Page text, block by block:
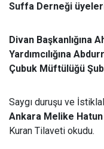
Suffa Derneği üyeleri
Divan Başkanlığına
Yardımcılığına
Çubuk Müftülüğü
Saygı duruşu ve İstiklal
Ankara Melike Hatun
Kuran Tilaveti okudu.